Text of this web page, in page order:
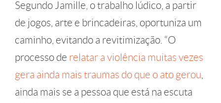
Segundo Jamille, o trabalho lúdico, a partir
de jogos, arte e brincadeiras, oportuniza um
caminho, evitando a revitimização. “O
processo de relatar a violência muitas vezes
gera ainda mais traumas do que o ato gerou
ainda mais se a pessoa que está na escuta